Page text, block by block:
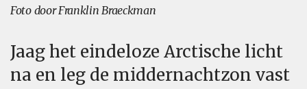
Foto door Franklin Braeckman
Jaag het eindeloze Arctische licht
na en leg de middernachtzon vast